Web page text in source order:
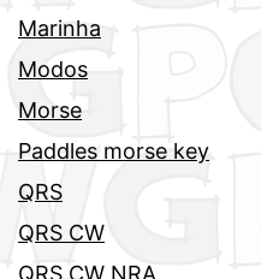
Marinha
Modos
Morse
Paddles morse key
QRS
QRS CW
QRS CW NRA